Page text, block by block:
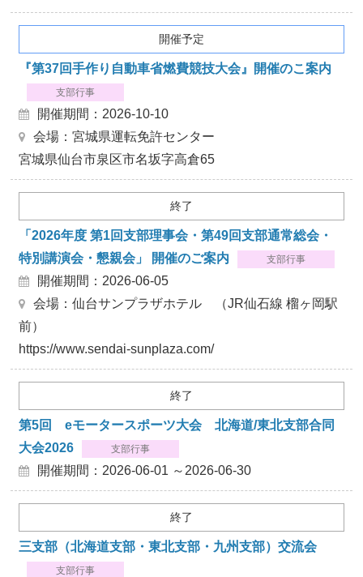
開催予定
『第37回手作り自動車省燃費競技大会』開催のこ案内
支部行事
開催期間：2026-10-10
会場：宮城県運転免許センター
宮城県仙台市泉区市名坂字高倉65
終了
「2026年度 第1回支部理事会・第49回支部通常総会・
特別講演会・懇親会」 開催のご案内
支部行事
開催期間：2026-06-05
会場：仙台サンプラザホテル （JR仙石線 榴ヶ岡駅
前）
https://www.sendai-sunplaza.com/
終了
第5回 eモータースポーツ大会 北海道/東北支部合同
大会2026
支部行事
開催期間：2026-06-01 ～2026-06-30
終了
三支部（北海道支部・東北支部・九州支部）交流会
支部行事